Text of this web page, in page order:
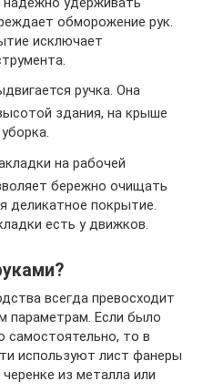
обморожение рук.
исключает
ручка. Она
здания, на крыше
на рабочей
бережно очищать
деликатное покрытие.
есть у движков.
всегда превосходит
параметрам. Если было
самостоятельно, то в
используют лист фанеры
из металла или